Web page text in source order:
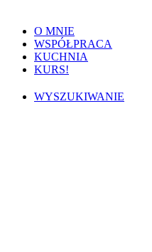
O MNIE
WSPÓŁPRACA
KUCHNIA
KURS!
WYSZUKIWANIE